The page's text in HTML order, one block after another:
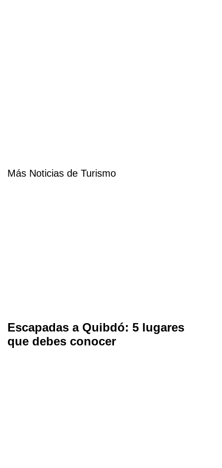
Más Noticias de Turismo
Escapadas a Quibdó: 5 lugares
que debes conocer